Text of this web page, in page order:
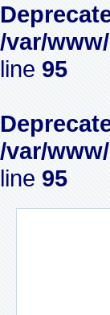
/var/
line 95
/var/
line 95